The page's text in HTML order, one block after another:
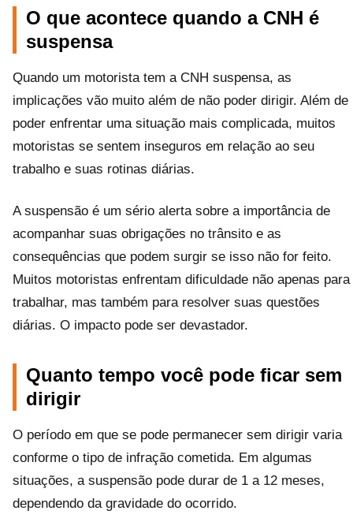
O que acontece quando a CNH é
suspensa
Quando um motorista tem a CNH suspensa, as
implicações vão muito além de não poder dirigir. Além de
poder enfrentar uma situação mais complicada, muitos
motoristas se sentem inseguros em relação ao seu
trabalho e suas rotinas diárias.
A suspensão é um sério alerta sobre a importância de
acompanhar suas obrigações no trânsito e as
consequências que podem surgir se isso não for feito.
Muitos motoristas enfrentam dificuldade não apenas para
trabalhar, mas também para resolver suas questões
diárias. O impacto pode ser devastador.
Quanto tempo você pode ficar sem
dirigir
O período em que se pode permanecer sem dirigir varia
conforme o tipo de infração cometida. Em algumas
situações, a suspensão pode durar de 1 a 12 meses,
dependendo da gravidade do ocorrido.